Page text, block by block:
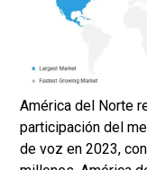
América del Norte
participación del
de voz en 2023,